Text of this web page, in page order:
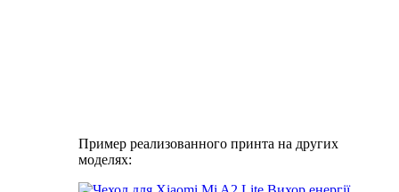
Пример реализованного принта на других
моделях: